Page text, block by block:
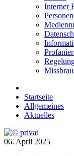
Interner
Startseite
Allgemeines
Aktuelles
06. April 2025